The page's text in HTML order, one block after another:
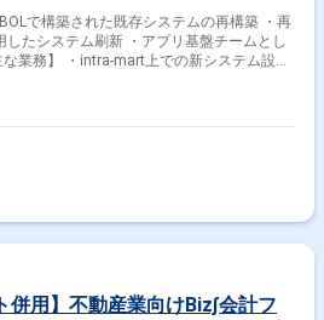
新 ・アプリ基盤チームとし
開発環境・運用環境の整
用】不動産業向けBiz∫会計フ